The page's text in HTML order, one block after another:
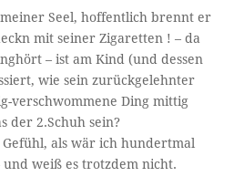
Seel, hoffentlich brennt er
mit seiner Zigaretten ! – da
– ist am Kind (und dessen
wie sein zurückgelehnter
verschwommene Ding mittig
der 2.Schuh sein?
Gefühl, als wär ich hundertmal
weiß es trotzdem nicht.